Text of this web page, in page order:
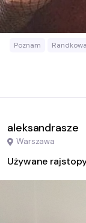
Poznam
aleksandrasze
Warszawa
Używane